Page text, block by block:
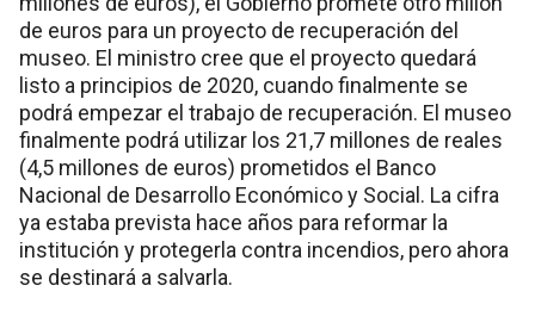
de euros para un proyecto de recuperación del
museo. El ministro cree que el proyecto quedará
listo a principios de 2020, cuando finalmente se
podrá empezar el trabajo de recuperación. El museo
finalmente podrá utilizar los 21,7 millones de reales
(4,5 millones de euros) prometidos el Banco
Nacional de Desarrollo Económico y Social. La cifra
ya estaba prevista hace años para reformar la
institución y protegerla contra incendios, pero ahora
se destinará a salvarla.